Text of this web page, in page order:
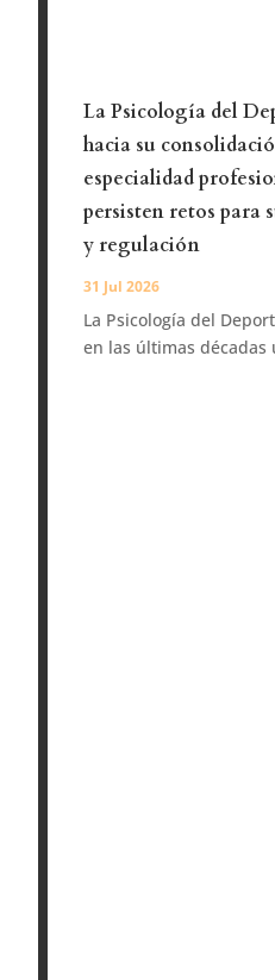
La Psicología del
hacia su
especialidad
persisten retos para
y regulación
31 Jul 2026
La Psicología del
en las últimas décadas